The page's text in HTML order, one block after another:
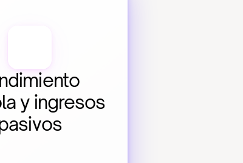
y ingresos